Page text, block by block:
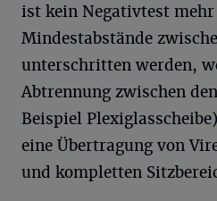
ist kein Negativtest
Mindestabstände
unterschritten werden,
Abtrennung zwischen
Beispiel
eine Übertragung von
und kompletten